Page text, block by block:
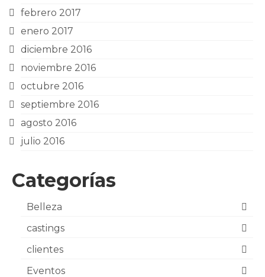
febrero 2017
enero 2017
diciembre 2016
noviembre 2016
octubre 2016
septiembre 2016
agosto 2016
julio 2016
Categorías
Belleza
castings
clientes
Eventos